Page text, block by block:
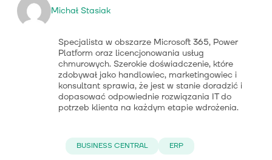
Michał Stasiak
Specjalista w obszarze Microsoft 365, Power
Platform oraz licencjonowania usług
chmurowych. Szerokie doświadczenie, które
zdobywał jako handlowiec, marketingowiec i
konsultant sprawia, że jest w stanie doradzić i
dopasować odpowiednie rozwiązania IT do
potrzeb klienta na każdym etapie wdrożenia.
BUSINESS CENTRAL ERP